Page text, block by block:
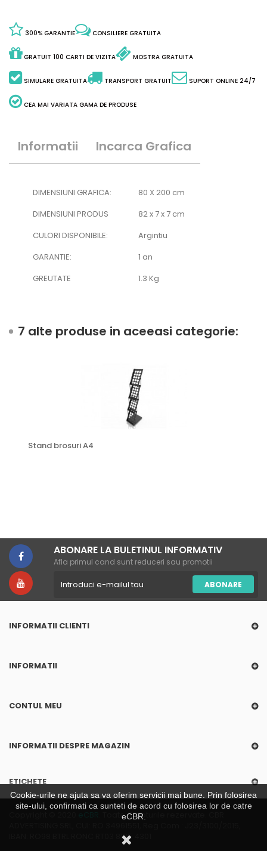
300% GARANTIE CONSILIERE GRATUITA
GRATUIT 100 CARTI DE VIZITA MOSTRA GRATUITA
SIMULARE GRATUITA TRANSPORT GRATUIT SUPORT ONLINE 24/7
CEA MAI VARIATA GAMA DE PRODUSE
Informatii Incarca Grafica
DIMENSIUNI GRAFICA:
80 X 200 cm
DIMENSIUNI PRODUS
82 x 7 x 7 cm
CULORI DISPONIBILE:
Argintiu
GARANTIE:
1 an
GREUTATE
1.3 Kg
7 alte produse in aceeasi categorie:
Stand brosuri A4
ABONARE LA BULETINUL INFORMATIV
Afla primul cand sunt reduceri sau promotii
ABONARE
INFORMATII CLIENTI
INFORMATII
CONTUL MEU
INFORMATII DESPRE MAGAZIN
ETICHETE
Cookie-urile ne ajuta sa va oferim servicii mai bune. Prin folosirea
site-ului, confirmati ca sunteti de acord cu folosirea lor de catre
eCBR.
. Toate drepturile rezervate. CBR
IBAN: RO98 BTRL RONC RT03 8185 4301